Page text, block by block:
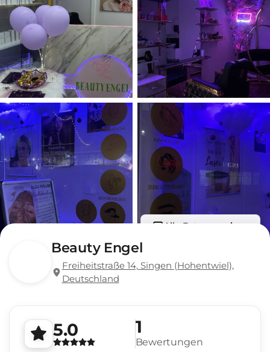
Alle Fotos anzeigen
Beauty Engel
Freiheitstraße 14, Singen (Hohentwiel),
Deutschland
5.0 1
Bewertungen